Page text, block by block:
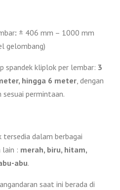
: ± 406 mm – 1000 mm
gelombang)
spandek kliplok per lembar: 3
hingga 6 meter, dengan
permintaan.
dalam berbagai
lain : merah, biru, hitam,
abu.
saat ini berada di